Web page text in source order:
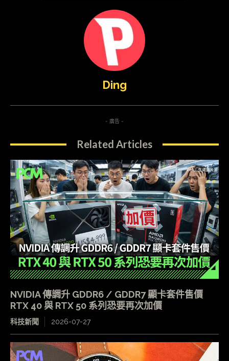
Ding
- 廣告 -
Related Articles
NVIDIA 傳調升 GDDR6 / GDDR7 顯卡套件售價
RTX 40 與 RTX 50 系列恐要再次加價
科技新聞 2026-07-27